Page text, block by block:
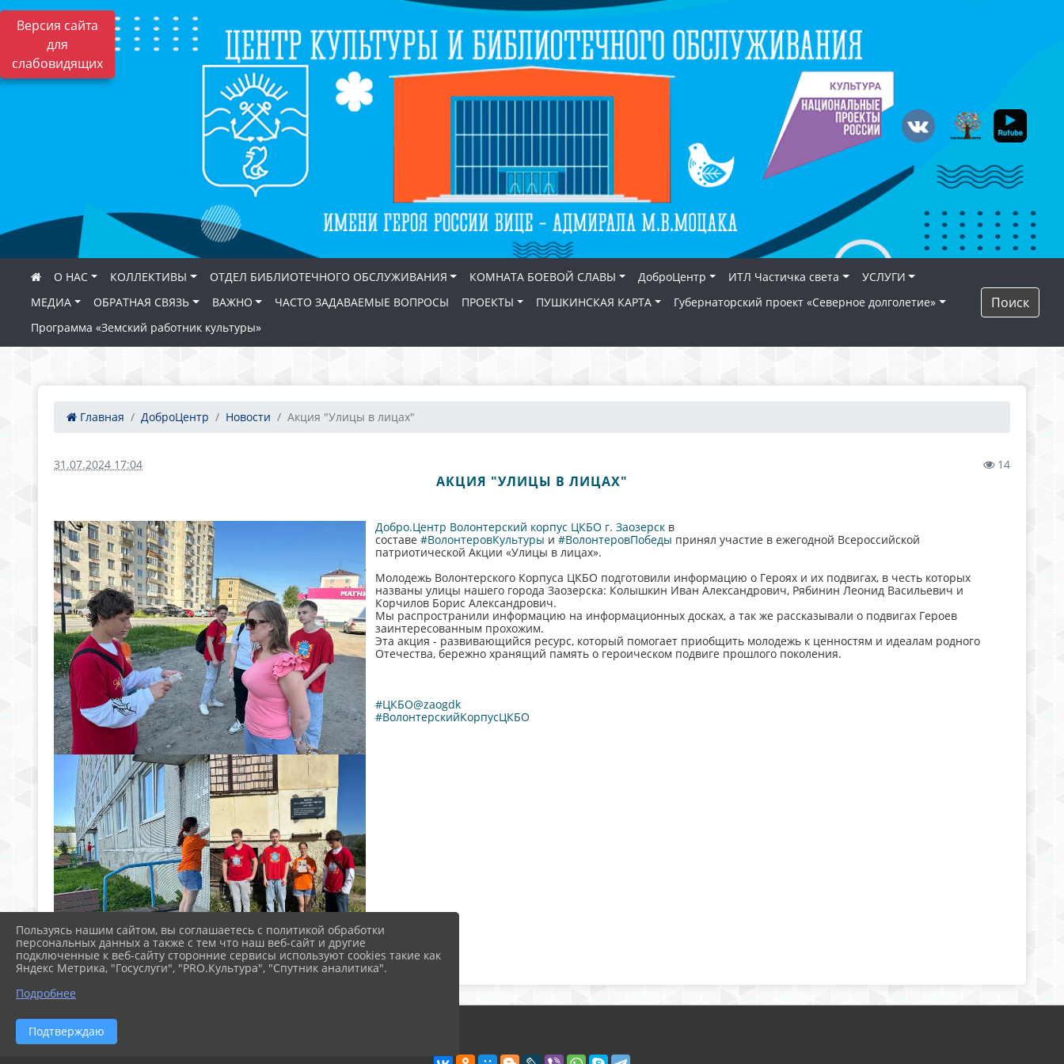
Версия сайта
для
слабовидящих
О НАС КОЛЛЕКТИВЫ ОТДЕЛ БИБЛИОТЕЧНОГО ОБСЛУЖИВАНИЯ КОМНАТА БОЕВОЙ СЛАВЫ ДоброЦентр ИТЛ Частичка света
УСЛУГИ
МЕДИА
ОБРАТНАЯ СВЯЗЬ ВАЖНО ЧАСТО ЗАДАВАЕМЫЕ ВОПРОСЫ ПРОЕКТЫ ПУШКИНСКАЯ КАРТА
Губернаторский проект «Северное долголетие»
Программа «Земский работник культуры»
Поиск
Главная ДоброЦентр Новости Акция "Улицы в лицах"
31.07.2024 17:04 14
АКЦИЯ "УЛИЦЫ В ЛИЦАХ"
Добро.Центр Волонтерский корпус ЦКБО г. Заозерскв
составе #ВолонтеровКультуры и #ВолонтеровПобеды принял участие в ежегодной Всероссийской
патриотической Акции «Улицы в лицах».
Молодежь Волонтерского Корпуса ЦКБО подготовили информацию о Героях и их подвигах, в честь которых
названы улицы нашего города Заозерска: Колышкин Иван Александрович, Рябинин Леонид Васильевич и
Корчилов Борис Александрович.
Мы распространили информацию на информационных досках, а так же рассказывали о подвигах Героев
заинтересованным прохожим.
Эта акция - развивающийся ресурс, который помогает приобщить молодежь к ценностям и идеалам родного
Отечества, бережно хранящий память о героическом подвиге прошлого поколения.
#ЦКБО@zaogdk
#ВолонтерскийКорпусЦКБО
Пользуясь нашим сайтом, вы соглашаетесь с политикой обработки
персональных данных а также с тем что наш веб-сайт и другие
подключенные к веб-сайту сторонние сервисы используют cookies такие как
Яндекс Метрика, "Госуслуги", "PRO.Культура", "Спутник аналитика".
Подробнее
Подтверждаю